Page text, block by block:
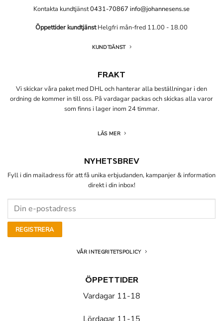
Kontakta kundtjänst0431-70867 info@johannesens.se
Öppettider kundtjänstHelgfri mån-fred 11.00 - 18.00
KUNDTJÄNST
FRAKT
Vi skickar våra paket med DHL och hanterar alla beställningar i den
ordning de kommer in till oss. På vardagar packas och skickas alla varor
som finns i lager inom 24 timmar.
LÄS MER
NYHETSBREV
Fyll i din mailadress för att få unika erbjudanden, kampanjer & information
direkt i din inbox!
VÅR INTEGRITETSPOLICY
ÖPPETTIDER
Vardagar 11-18